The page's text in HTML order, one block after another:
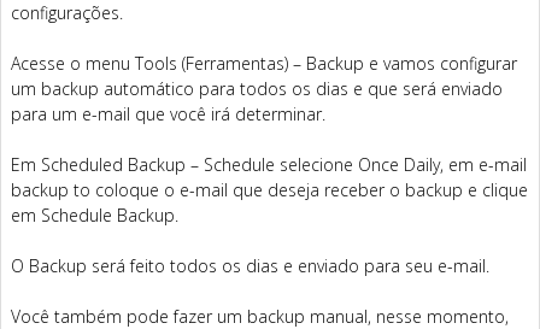
configurações.
Acesse o menu Tools (Ferramentas) – Backup e vamos configurar
um backup automático para todos os dias e que será enviado
para um e-mail que você irá determinar.
Em Scheduled Backup – Schedule selecione Once Daily, em e-mail
backup to coloque o e-mail que deseja receber o backup e clique
em Schedule Backup.
O Backup será feito todos os dias e enviado para seu e-mail.
Você também pode fazer um backup manual, nesse momento,